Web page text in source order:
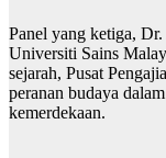
Panel yang ketiga,
Universiti Sains
sejarah, Pusat
peranan budaya
kemerdekaan.